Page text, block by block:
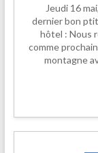
Jeudi 16
dernier bon
hôtel : Nous
comme
montagne